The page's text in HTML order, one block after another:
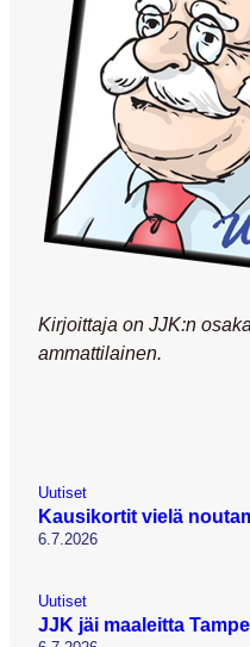
Kirjoittaja on JJK:n
ammattilainen.
Uutiset
Kausikortit vielä
6.7.2026
Uutiset
JJK jäi maaleitta